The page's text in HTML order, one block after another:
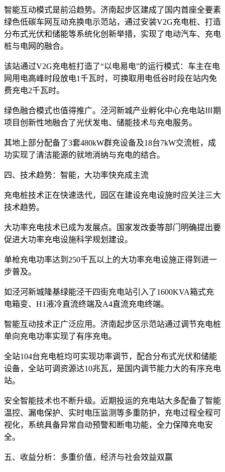
智能互动模式是前沿趋势。济南起步区建成了国内首座全要素
绿色低碳车网互动充换电示范站，通过安装V2G充电桩、打造
分布式光伏和储能等系统化创新举措，实现了电动汽车、充电
桩与电网的融合。
该站通过V2G充电桩打造了“以电易电”的运行模式：车主在电
网用电高峰时段放电1千瓦时，可换取用电低谷时段在站内免
费充电2千瓦时。
绿色融合模式也值得推广。泾河新城产业孵化中心充电站Ⅲ期
项目创新性地融合了光伏发电、储能技术与充电服务。
其地上部分配备了3套480kW群充设备及18台7kW交流桩，成
功实现了清洁能源的就地消纳与充电的结合。
四、技术趋势：智能，大功率快充成主流
充电桩技术正在快速迭代，园区在建设充电设施时应关注三大
技术趋势。
大功率充电技术已成为发展点。国家发改委等部门明确提出要
促进大功率充电设施科学规划建设。
单枪充电功率达到250千瓦以上的大功率充电设施正得到进一
步普及。
如泾河新城隆基绿能泾干四街充电站引入了1600KVA箱式充
电箱变、H1液冷直流终端及A4直流充电终端。
智能互动技术正广泛应用。济南起步区示范站通过调节充电桩
单向充电功率实现了有序充电。
全站104台充电桩均可实现功率调节，配合分布式光伏和储能
设备，全站可调资源达10兆瓦，是国内调节能力大的有序充电
站。
安全智能技术也不断升级。近期投运的充电站大多配备了智能
温控、漏电保护、实时电压监测等多重防护，充电过程全程可
视化，系统具备异常自动预警和断电功能，全力保障充电安
全。
五、收益分析：多重价值，经济与社会效益双赢